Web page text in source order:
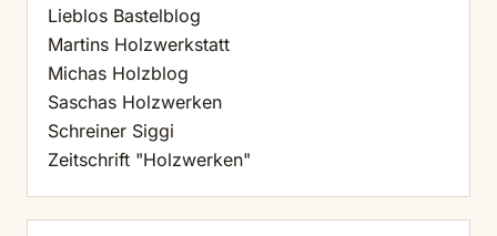
Lieblos Bastelblog
Martins Holzwerkstatt
Michas Holzblog
Saschas Holzwerken
Schreiner Siggi
Zeitschrift "Holzwerken"